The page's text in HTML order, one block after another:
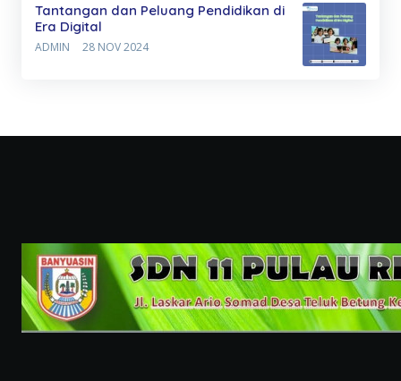
Tantangan dan Peluang Pendidikan di
Era Digital
ADMIN 28 NOV 2024